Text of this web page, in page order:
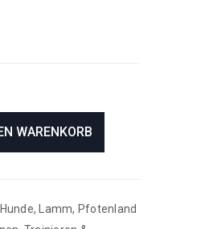
WARENKORB
, Lamm, Pfotenland